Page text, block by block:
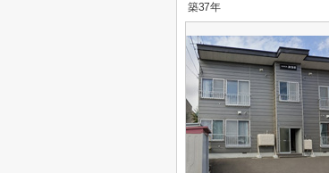
築37年